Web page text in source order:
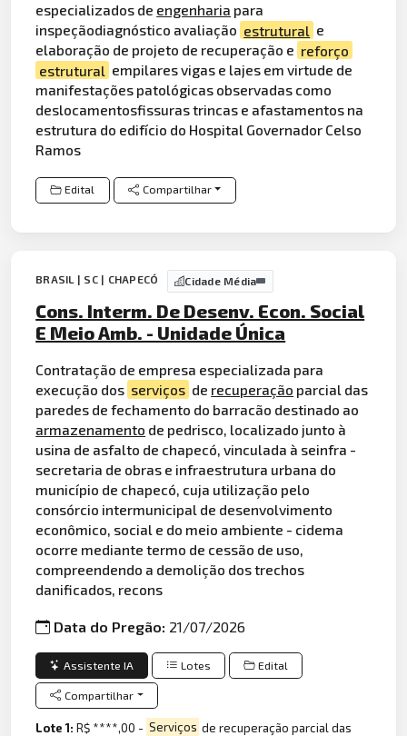
especializados de engenharia para
inspeçãodiagnóstico avaliação estrutural e
elaboração de projeto de recuperação e reforço
estrutural empilares vigas e lajes em virtude de
manifestações patológicas observadas como
deslocamentosfissuras trincas e afastamentos na
estrutura do edifício do Hospital Governador Celso
Ramos
Edital Compartilhar
BRASIL | SC | CHAPECÓ Cidade Média
Cons. Interm. De Desenv. Econ. Social
E Meio Amb. - Unidade Única
Contratação de empresa especializada para
execução dos serviços de recuperação parcial das
paredes de fechamento do barracão destinado ao
armazenamento de pedrisco, localizado junto à
usina de asfalto de chapecó, vinculada à seinfra -
secretaria de obras e infraestrutura urbana do
município de chapecó, cuja utilização pelo
consórcio intermunicipal de desenvolvimento
econômico, social e do meio ambiente - cidema
ocorre mediante termo de cessão de uso,
compreendendo a demolição dos trechos
danificados, recons
Data do Pregão: 21/07/2026
Assistente IA Lotes Edital
Compartilhar
Lote 1:R$ ****,00 - Serviços de recuperação parcial das